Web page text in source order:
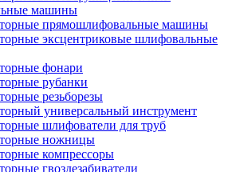
машины
прямошлифовальные машины
эксцентриковые шлифовальные
фонари
рубанки
резьборезы
универсальный инструмент
шлифователи для труб
ножницы
компрессоры
гвоздезабиватели